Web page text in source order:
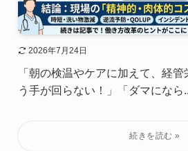
2026年7月24日
「朝の検温やケアに加えて、経
う手が回らない！」「ダマになら